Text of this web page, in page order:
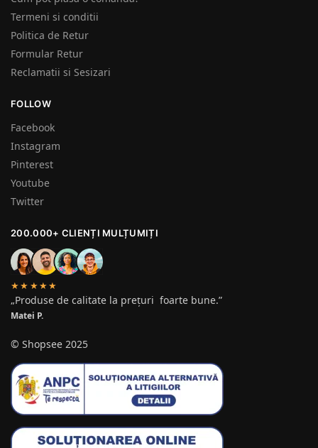
Termeni si conditii
Politica de Retur
Formular Retur
Reclamatii si Sesizari
FOLLOW
Facebook
Instagram
Pinterest
Youtube
Twitter
200.000+ CLIENȚI MULȚUMIȚI
★★★★★
„Produse de calitate la prețuri foarte bune.”
Matei P.
© Shopsee 2025